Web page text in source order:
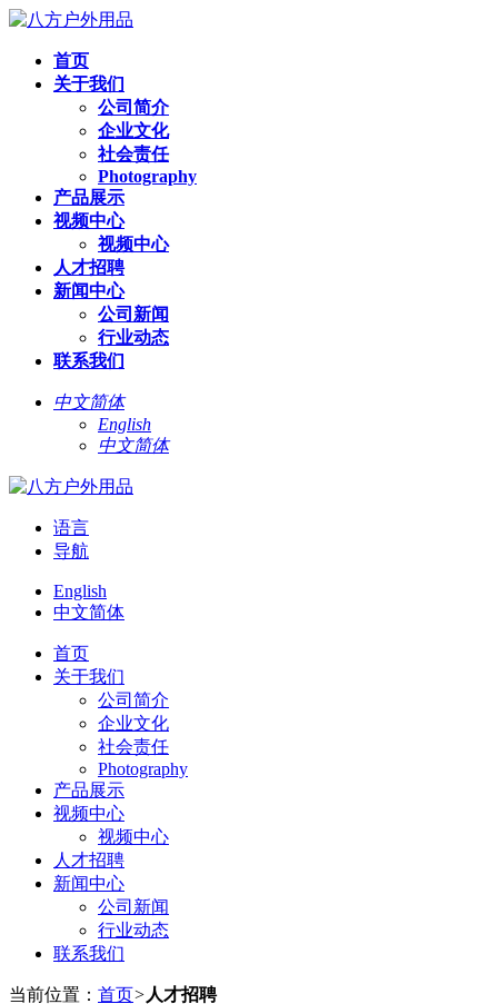
首页
关于我们
公司简介
企业文化
社会责任
Photography
产品展示
视频中心
视频中心
人才招聘
新闻中心
公司新闻
行业动态
联系我们
中文简体
English
中文简体
语言
导航
English
中文简体
首页
关于我们
公司简介
企业文化
社会责任
Photography
产品展示
视频中心
视频中心
人才招聘
新闻中心
公司新闻
行业动态
联系我们
当前位置： 首页> 人才招聘